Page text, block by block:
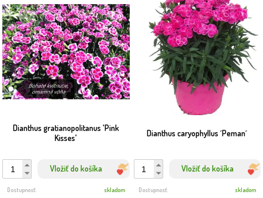
Dianthus gratianopolitanus 'Pink
Kisses'
Vložiť do košíka
Dostupnosť: skladom
Dianthus caryophyllus ´Peman´
Vložiť do košíka
Dostupnosť: skladom